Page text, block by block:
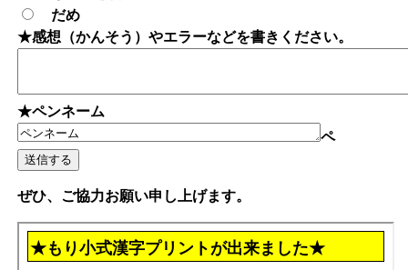
だめ
★感想（かんそう）やエラーなどを書きください。
★ペンネーム
ペ
ぜひ、ご協力お願い申し上げます。